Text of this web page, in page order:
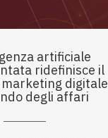
artificiale
ridefinisce il
digitale
degli affari